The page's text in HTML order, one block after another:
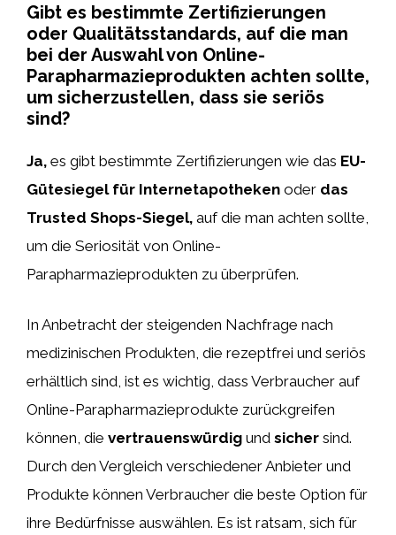
Gibt es bestimmte Zertifizierungen
oder Qualitätsstandards, auf die man
bei der Auswahl von Online-
Parapharmazieprodukten achten sollte,
um sicherzustellen, dass sie seriös
sind?
Ja, es gibt bestimmte Zertifizierungen wie das EU-
Gütesiegel für Internetapotheken oder das
Trusted Shops-Siegel, auf die man achten sollte,
um die Seriosität von Online-
Parapharmazieprodukten zu überprüfen.
In Anbetracht der steigenden Nachfrage nach
medizinischen Produkten, die rezeptfrei und seriös
erhältlich sind, ist es wichtig, dass Verbraucher auf
Online-Parapharmazieprodukte zurückgreifen
können, die vertrauenswürdig und sicher sind.
Durch den Vergleich verschiedener Anbieter und
Produkte können Verbraucher die beste Option für
ihre Bedürfnisse auswählen. Es ist ratsam, sich für